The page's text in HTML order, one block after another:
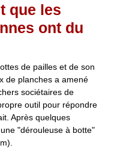
que les
ont du
de pailles et de son
de planches a amené
sociétaires de
outil pour répondre
Après quelques
"dérouleuse à botte"